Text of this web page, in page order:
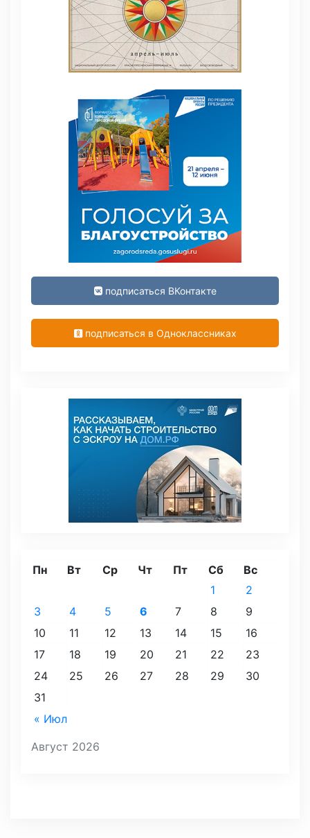
подписаться ВКонтакте
подписаться в Одноклассниках
Август 2026
Пн Вт Ср Чт Пт Сб Вс
« Июл
1
2
3
4 5 6 7 8
9
10
11 12 13 14 15
16
17
18 19 20 21 22
23
24
25 26 27 28 29
30
31